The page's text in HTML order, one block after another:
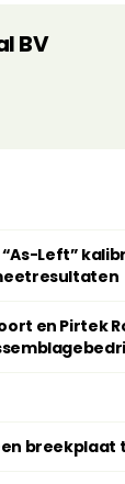
BV
Left”
en Pirtek
breekplaat